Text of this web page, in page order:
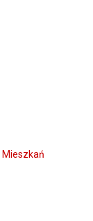
Mieszkań